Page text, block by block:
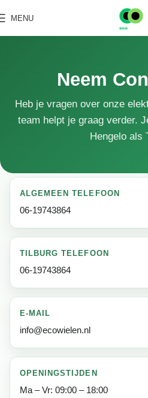
MENU
Neem
Heb je vragen over onze
team helpt je graag verder.
Hengelo als
ALGEMEEN TELEFOON
06-19743864
TILBURG TELEFOON
06-19743864
E-MAIL
info@ecowielen.nl
OPENINGSTIJDEN
Ma – Vr: 09:00 – 18:00